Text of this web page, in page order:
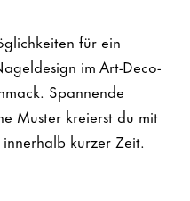
für ein
im Art-Deco-
Spannende
Muster kreierst du mit
kurzer Zeit.